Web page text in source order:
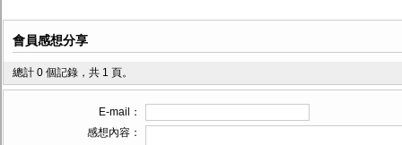
會員感想分享
總計 0 個記錄，共 1 頁。
E-mail：
感想內容：